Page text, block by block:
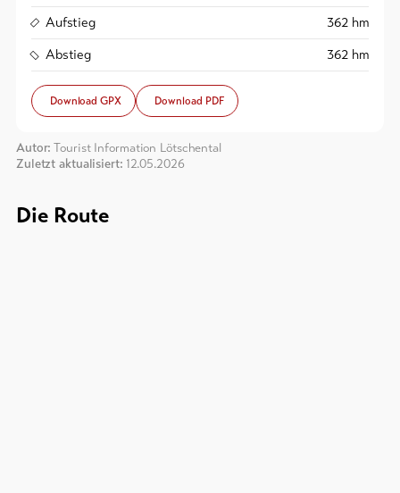
Aufstieg
362 hm
Abstieg
362 hm
Download GPX Download PDF
Autor: Tourist Information Lötschental
Zuletzt aktualisiert: 12.05.2026
Die Route